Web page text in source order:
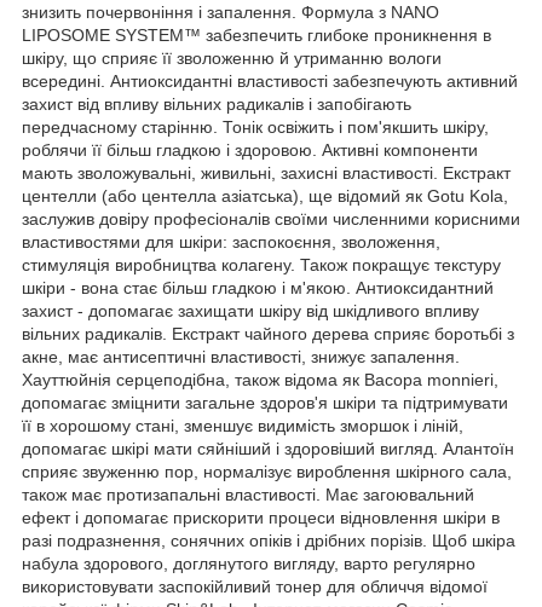
знизить почервоніння і запалення. Формула з NANO
LIPOSOME SYSTEM™ забезпечить глибоке проникнення в
шкіру, що сприяє її зволоженню й утриманню вологи
всередині. Антиоксидантні властивості забезпечують активний
захист від впливу вільних радикалів і запобігають
передчасному старінню. Тонік освіжить і пом'якшить шкіру,
роблячи її більш гладкою і здоровою. Активні компоненти
мають зволожувальні, живильні, захисні властивості. Екстракт
центелли (або центелла азіатська), ще відомий як Gotu Kola,
заслужив довіру професіоналів своїми численними корисними
властивостями для шкіри: заспокоєння, зволоження,
стимуляція виробництва колагену. Також покращує текстуру
шкіри - вона стає більш гладкою і м'якою. Антиоксидантний
захист - допомагає захищати шкіру від шкідливого впливу
вільних радикалів. Екстракт чайного дерева сприяє боротьбі з
акне, має антисептичні властивості, знижує запалення.
Хауттюйнія серцеподібна, також відома як Bacopa monnieri,
допомагає зміцнити загальне здоров'я шкіри та підтримувати
її в хорошому стані, зменшує видимість зморшок і ліній,
допомагає шкірі мати сяйніший і здоровіший вигляд. Алантоїн
сприяє звуженню пор, нормалізує вироблення шкірного сала,
також має протизапальні властивості. Має загоювальний
ефект і допомагає прискорити процеси відновлення шкіри в
разі подразнення, сонячних опіків і дрібних порізів. Щоб шкіра
набула здорового, доглянутого вигляду, варто регулярно
використовувати заспокійливий тонер для обличчя відомої